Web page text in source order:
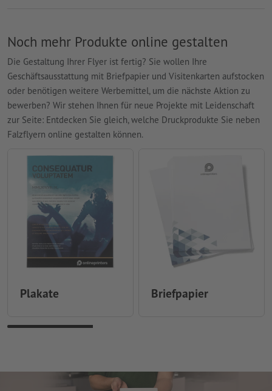
Noch mehr Produkte online gestalten
Die Gestaltung Ihrer Flyer ist fertig? Sie wollen Ihre
Geschäftsausstattung mit Briefpapier und Visitenkarten aufstocken
oder benötigen weitere Werbemittel, um die nächste Aktion zu
bewerben? Wir stehen Ihnen für neue Projekte mit Leidenschaft
zur Seite: Entdecken Sie gleich, welche Druckprodukte Sie neben
Falzflyern online gestalten können.
Plakate Briefpapier